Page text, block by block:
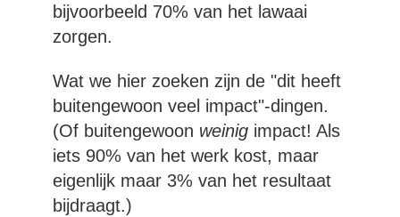
bijvoorbeeld 70% van het lawaai
zorgen.
Wat we hier zoeken zijn de "dit heeft
buitengewoon veel impact"-dingen.
(Of buitengewoon weinig impact! Als
iets 90% van het werk kost, maar
eigenlijk maar 3% van het resultaat
bijdraagt.)